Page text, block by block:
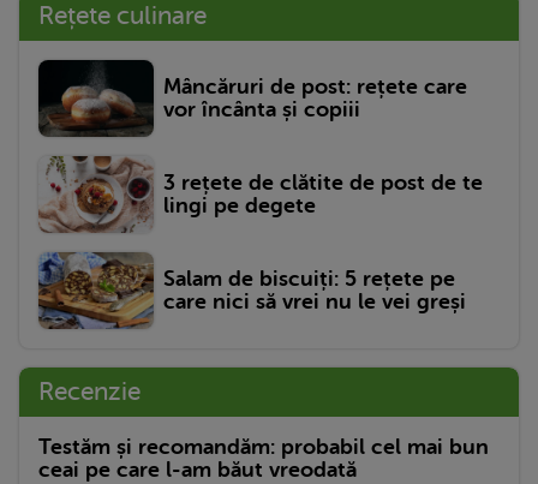
Rețete culinare
Mâncăruri de post: rețete care
vor încânta și copiii
3 rețete de clătite de post de te
lingi pe degete
Salam de biscuiți: 5 rețete pe
care nici să vrei nu le vei greși
Recenzie
Testăm și recomandăm: probabil cel mai bun
ceai pe care l-am băut vreodată